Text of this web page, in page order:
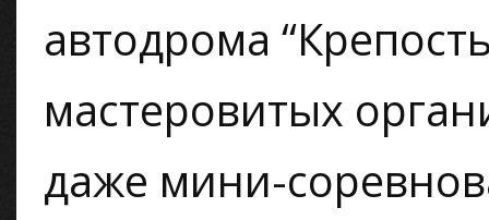
автодрома
мастеровитых
даже мини-